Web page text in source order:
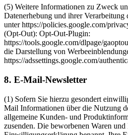
(5) Weitere Informationen zu Zweck
Datenerhebung und ihrer Verarbeitung
unter https://policies.google.com/
(Opt-Out): Opt-Out-Plugin:
https://tools.google.com/dlpage/
die Darstellung von
https://adssettings.google.com/
8. E-Mail-Newsletter
(1) Sofern Sie hierzu gesondert
Mail Informationen über die Nutzung
allgemeine Kunden- und
zusenden. Die beworbenen Waren